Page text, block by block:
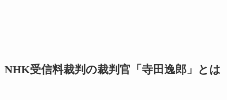
NHK受信料裁判の裁判官「寺田逸郎」とは